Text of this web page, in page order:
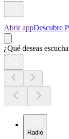
Abrir appDescubre
¿Qué deseas
Radio